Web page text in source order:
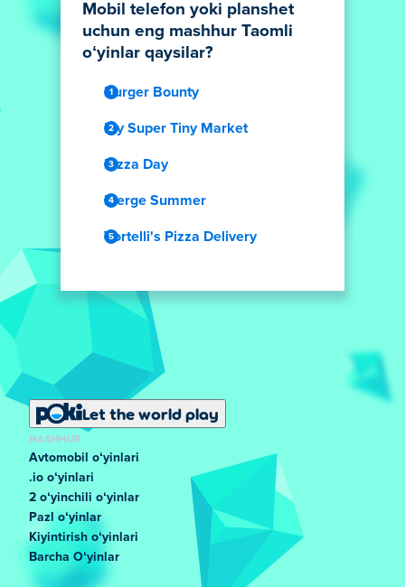
Mobil telefon yoki planshet
uchun eng mashhur Taomli
oʻyinlar qaysilar?
Burger Bounty
My Super Tiny Market
Pizza Day
Merge Summer
Vortelli's Pizza Delivery
Let the world play
MASHHUR
Avtomobil oʻyinlari
.io oʻyinlari
2 oʻyinchili oʻyinlar
Pazl oʻyinlar
Kiyintirish oʻyinlari
Barcha Oʻyinlar